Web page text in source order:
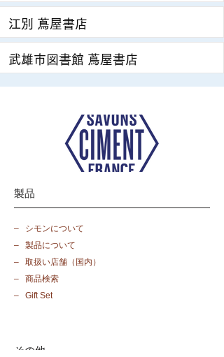
江別 蔦屋書店
武雄市図書館 蔦屋書店
製品
​– シモンについて
​– 製品について
​– 取扱い店舗（国内）
​– 商品検索
​– Gift Set
その他